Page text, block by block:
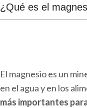
¿Qué es el
El magnesio es un
en el agua y en los
más importantes